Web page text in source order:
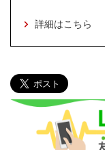
詳細はこちら